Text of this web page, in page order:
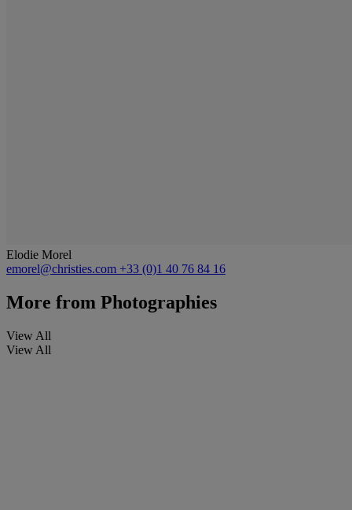
Elodie Morel
emorel@christies.com +33 (0)1 40 76 84 16
More from Photographies
View All
View All